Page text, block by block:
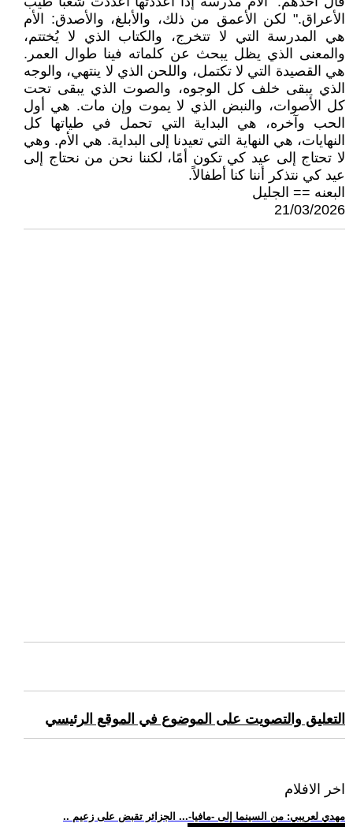
الأعراق." لكن الأعمق من ذلك، والأبلغ، والأصدق: الأم
هي المدرسة التي لا تتخرج، والكتاب الذي لا يُختتم،
والمعنى الذي يظل يبحث عن كلماته فينا طوال العمر.
هي القصيدة التي لا تكتمل، واللحن الذي لا ينتهي، والوجه
الذي يبقى خلف كل الوجوه، والصوت الذي يبقى تحت
كل الأصوات، والنبض الذي لا يموت وإن مات. هي أول
الحب وآخره، هي البداية التي تحمل في طياتها كل
النهايات، هي النهاية التي تعيدنا إلى البداية. هي الأم. وهي
لا تحتاج إلى عيد كي تكون أمًا، لكننا نحن من نحتاج إلى
عيد كي نتذكر أننا كنا أطفالاً.
البعنه == الجليل
21/03/2026
التعليق والتصويت على الموضوع في الموقع الرئيسي
اخر الافلام
.. مهدي لعريبي: من السينما إلى -مافيا-... الجزائر تقبض على زعيم